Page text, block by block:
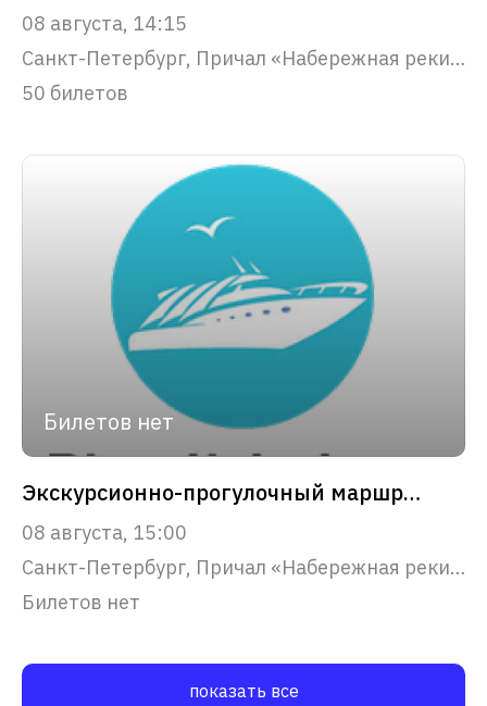
08 августа, 14:15
Санкт-Петербург, Причал «Набережная реки Фонтанки, 53»
50 билетов
Билетов нет
Экскурсионно-прогулочный маршрут "Северная Венеция"
08 августа, 15:00
Санкт-Петербург, Причал «Набережная реки Фонтанки, 53»
Билетов нет
показать все